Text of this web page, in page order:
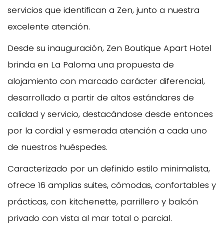
servicios que identifican a Zen, junto a nuestra
excelente atención.
Desde su inauguración, Zen Boutique Apart Hotel
brinda en La Paloma una propuesta de
alojamiento con marcado carácter diferencial,
desarrollado a partir de altos estándares de
calidad y servicio, destacándose desde entonces
por la cordial y esmerada atención a cada uno
de nuestros huéspedes.
Caracterizado por un definido estilo minimalista,
ofrece 16 amplias suites, cómodas, confortables y
prácticas, con kitchenette, parrillero y balcón
privado con vista al mar total o parcial.